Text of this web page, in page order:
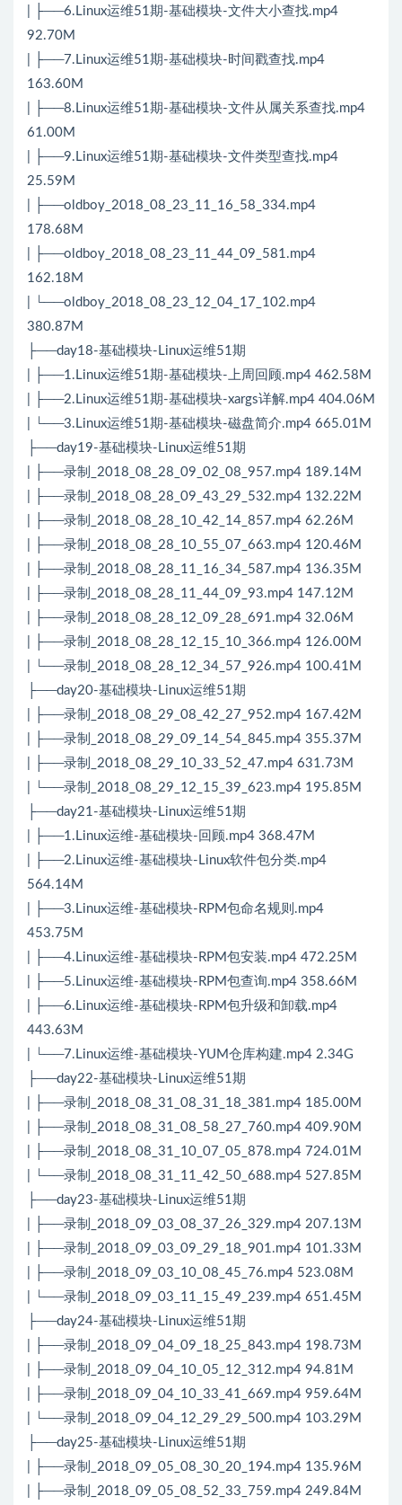
| ├──6.Linux运维51期-基础模块-文件大小查找.mp4
92.70M
| ├──7.Linux运维51期-基础模块-时间戳查找.mp4
163.60M
| ├──8.Linux运维51期-基础模块-文件从属关系查找.mp4
61.00M
| ├──9.Linux运维51期-基础模块-文件类型查找.mp4
25.59M
| ├──oldboy_2018_08_23_11_16_58_334.mp4
178.68M
| ├──oldboy_2018_08_23_11_44_09_581.mp4
162.18M
| └──oldboy_2018_08_23_12_04_17_102.mp4
380.87M
├──day18-基础模块-Linux运维51期
| ├──1.Linux运维51期-基础模块-上周回顾.mp4 462.58M
| ├──2.Linux运维51期-基础模块-xargs详解.mp4 404.06M
| └──3.Linux运维51期-基础模块-磁盘简介.mp4 665.01M
├──day19-基础模块-Linux运维51期
| ├──录制_2018_08_28_09_02_08_957.mp4 189.14M
| ├──录制_2018_08_28_09_43_29_532.mp4 132.22M
| ├──录制_2018_08_28_10_42_14_857.mp4 62.26M
| ├──录制_2018_08_28_10_55_07_663.mp4 120.46M
| ├──录制_2018_08_28_11_16_34_587.mp4 136.35M
| ├──录制_2018_08_28_11_44_09_93.mp4 147.12M
| ├──录制_2018_08_28_12_09_28_691.mp4 32.06M
| ├──录制_2018_08_28_12_15_10_366.mp4 126.00M
| └──录制_2018_08_28_12_34_57_926.mp4 100.41M
├──day20-基础模块-Linux运维51期
| ├──录制_2018_08_29_08_42_27_952.mp4 167.42M
| ├──录制_2018_08_29_09_14_54_845.mp4 355.37M
| ├──录制_2018_08_29_10_33_52_47.mp4 631.73M
| └──录制_2018_08_29_12_15_39_623.mp4 195.85M
├──day21-基础模块-Linux运维51期
| ├──1.Linux运维-基础模块-回顾.mp4 368.47M
| ├──2.Linux运维-基础模块-Linux软件包分类.mp4
564.14M
| ├──3.Linux运维-基础模块-RPM包命名规则.mp4
453.75M
| ├──4.Linux运维-基础模块-RPM包安装.mp4 472.25M
| ├──5.Linux运维-基础模块-RPM包查询.mp4 358.66M
| ├──6.Linux运维-基础模块-RPM包升级和卸载.mp4
443.63M
| └──7.Linux运维-基础模块-YUM仓库构建.mp4 2.34G
├──day22-基础模块-Linux运维51期
| ├──录制_2018_08_31_08_31_18_381.mp4 185.00M
| ├──录制_2018_08_31_08_58_27_760.mp4 409.90M
| ├──录制_2018_08_31_10_07_05_878.mp4 724.01M
| └──录制_2018_08_31_11_42_50_688.mp4 527.85M
├──day23-基础模块-Linux运维51期
| ├──录制_2018_09_03_08_37_26_329.mp4 207.13M
| ├──录制_2018_09_03_09_29_18_901.mp4 101.33M
| ├──录制_2018_09_03_10_08_45_76.mp4 523.08M
| └──录制_2018_09_03_11_15_49_239.mp4 651.45M
├──day24-基础模块-Linux运维51期
| ├──录制_2018_09_04_09_18_25_843.mp4 198.73M
| ├──录制_2018_09_04_10_05_12_312.mp4 94.81M
| ├──录制_2018_09_04_10_33_41_669.mp4 959.64M
| └──录制_2018_09_04_12_29_29_500.mp4 103.29M
├──day25-基础模块-Linux运维51期
| ├──录制_2018_09_05_08_30_20_194.mp4 135.96M
| ├──录制_2018_09_05_08_52_33_759.mp4 249.84M